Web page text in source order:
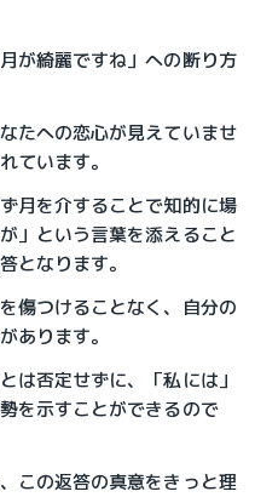
が綺麗ですね」への断り方
たへの恋心が見えていませ
ています。
月を介することで知的に場
」という言葉を添えること
となります。
傷つけることなく、自分の
あります。
は否定せずに、「私には」
を示すことができるので
この返答の真意をきっと理